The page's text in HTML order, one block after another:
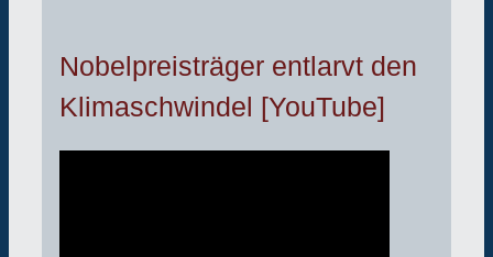
Nobelpreisträger entlarvt den
Klimaschwindel [YouTube]